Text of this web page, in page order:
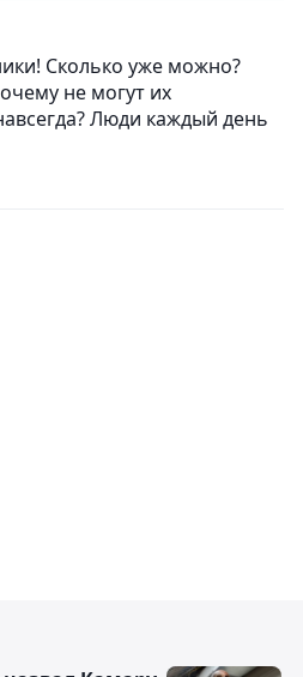
Сколько уже можно?
не могут их
Люди каждый день